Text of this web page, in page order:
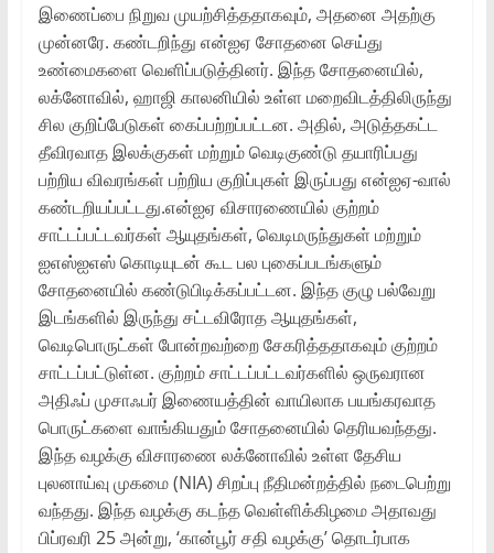
இணைப்பை நிறுவ முயற்சித்ததாகவும், அதனை அதற்கு
முன்னரே. கண்டறிந்து என்ஐஏ சோதனை செய்து
உண்மைகளை வெளிப்படுத்தினர். இந்த சோதனையில்,
லக்னோவில், ஹாஜி காலனியில் உள்ள மறைவிடத்திலிருந்து
சில குறிப்பேடுகள் கைப்பற்றப்பட்டன. அதில், அடுத்தகட்ட
தீவிரவாத இலக்குகள் மற்றும் வெடிகுண்டு தயாரிப்பது
பற்றிய விவரங்கள் பற்றிய குறிப்புகள் இருப்பது என்ஐஏ-வால்
கண்டறியப்பட்டது.என்ஐஏ விசாரணையில் குற்றம்
சாட்டப்பட்டவர்கள் ஆயுதங்கள், வெடிமருந்துகள் மற்றும்
ஐஎஸ்ஐஎஸ் கொடியுடன் கூட பல புகைப்படங்களும்
சோதனையில் கண்டுபிடிக்கப்பட்டன. இந்த குழு பல்வேறு
இடங்களில் இருந்து சட்டவிரோத ஆயுதங்கள்,
வெடிபொருட்கள் போன்றவற்றை சேகரித்ததாகவும் குற்றம்
சாட்டப்பட்டுள்ன. குற்றம் சாட்டப்பட்டவர்களில் ஒருவரான
அதிஃப் முசாஃபர் இணையத்தின் வாயிலாக பயங்கரவாத
பொருட்களை வாங்கியதும் சோதனையில் தெரியவந்தது.
இந்த வழக்கு விசாரணை லக்னோவில் உள்ள தேசிய
புலனாய்வு முகமை (NIA) சிறப்பு நீதிமன்றத்தில் நடைபெற்று
வந்தது. இந்த வழக்கு கடந்த வெள்ளிக்கிழமை அதாவது
பிப்ரவரி 25 அன்று, ‘கான்பூர் சதி வழக்கு’ தொடர்பாக